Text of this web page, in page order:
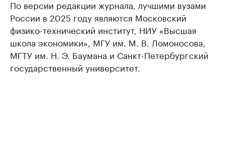
По версии редакции журнала, лучшими вузами
России в 2025 году являются Московский
физико-технический институт, НИУ «Высшая
школа экономики», МГУ им. М. В. Ломоносова,
МГТУ им. Н. Э. Баумана и Санкт-Петербургский
государственный университет.